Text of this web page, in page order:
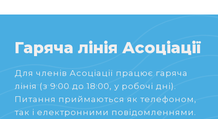
Гаряча лінія Асоціації
Для членів Асоціації працює гаряча
лінія (з 9:00 до 18:00, у робочі дні).
Питання приймаються як телефоном,
так і електронними повідомленнями.